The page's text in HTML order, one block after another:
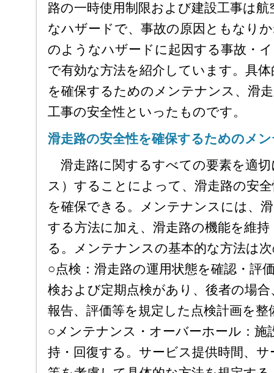
路の一時使用制限および建設工事は
なハザードで、事故の原因ともなり
のようなハザードに起因する事故・
で有効な方法を紹介しています。具
を確保するためのメンテナンス、滑
工事の安全性といったものです。
滑走路の安全性を確保するためのメ
滑走路に関するすべての要素を適
ス）することによって、滑走路の安
を確保できる。メンテナンスには、
する方法に加え、滑走路の機能を維
る。メンテナンスの基本的な方法は
○点検：滑走路の運用状態を確認・評
検および定期点検があり、後者の場
報告、評価等を規定した点検計画を整
○メンテナンス・オーバーホール：施
持・回復する。サービス提供時間、